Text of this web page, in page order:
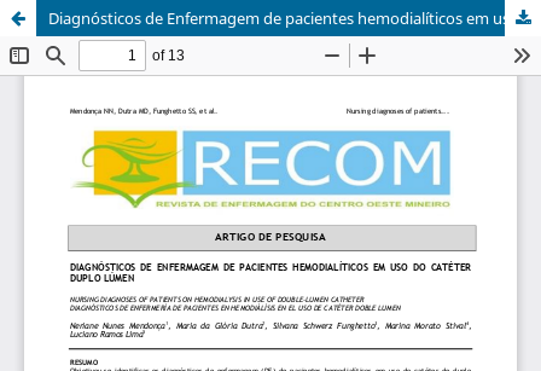
Diagnósticos de Enfermagem de pacientes hemodialíticos em uso do cateter duplo lúmem